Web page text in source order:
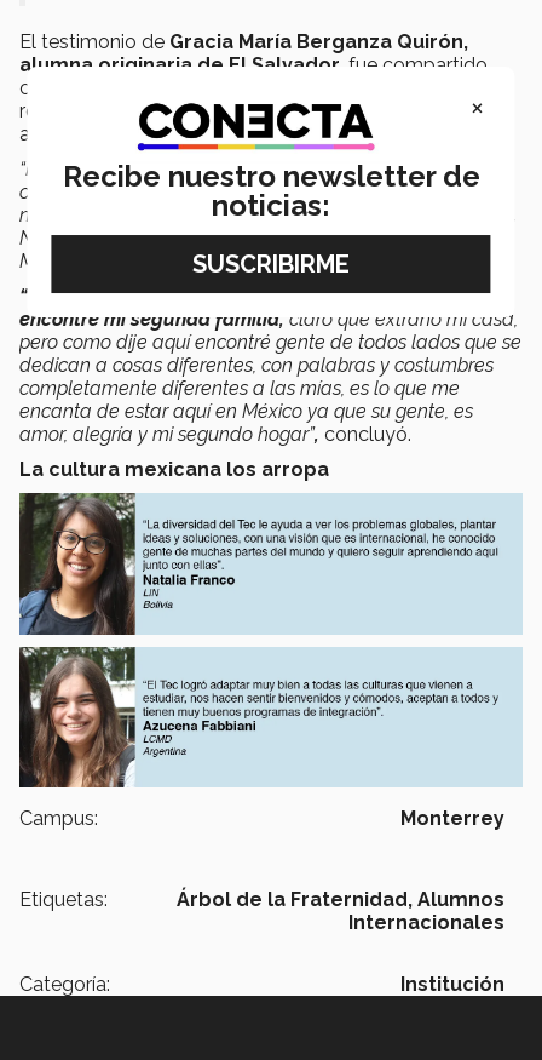
El testimonio de Gracia María Berganza Quirón,
alumna originaria de El Salvador , fue compartido
con los presentes con el propósito de hacerlos
reflexionar acerca de todo el intercambio cultural que
aportan los alumnos internacionales dentro del Tec:
“Recuerdo que cuando me gradué de prepa se me dio la
oportunidad de venir al Tec en México, tenía mucha
nostalgia de dejar a mi país, a mis amigos y a mis padres.
No paraba de pensar que será de mí y qué pensar de
México”
“Nunca me sentí sola, siempre tuve a alguien, aquí
encontré mi segunda familia, claro que extraño mi casa,
pero como dije aquí encontré gente de todos lados que se
dedican a cosas diferentes, con palabras y costumbres
completamente diferentes a las mías, es lo que me
encanta de estar aquí en México ya que su gente, es
amor, alegría y mi segundo hogar”, concluyó.
La cultura mexicana los arropa
Campus: Monterrey
Etiquetas: Árbol de la Fraternidad, Alumnos
Internacionales
Categoría: Institución
×
Recibe nuestro newsletter de
noticias: